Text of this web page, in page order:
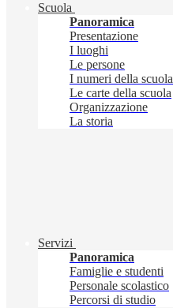
Scuola
Panoramica
Presentazione
I luoghi
Le persone
I numeri della scuola
Le carte della scuola
Organizzazione
La storia
Servizi
Panoramica
Famiglie e studenti
Personale scolastico
Percorsi di studio